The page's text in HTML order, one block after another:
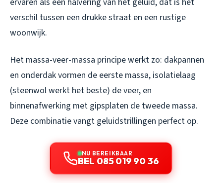
verschil tussen een drukke straat en een rustige
woonwijk.
Het massa-veer-massa principe werkt zo: dakpannen
en onderdak vormen de eerste massa, isolatielaag
(steenwol werkt het beste) de veer, en
binnenafwerking met gipsplaten de tweede massa.
Deze combinatie vangt geluidstrillingen perfect op.
NU BEREIKBAAR
BEL 085 019 90 36